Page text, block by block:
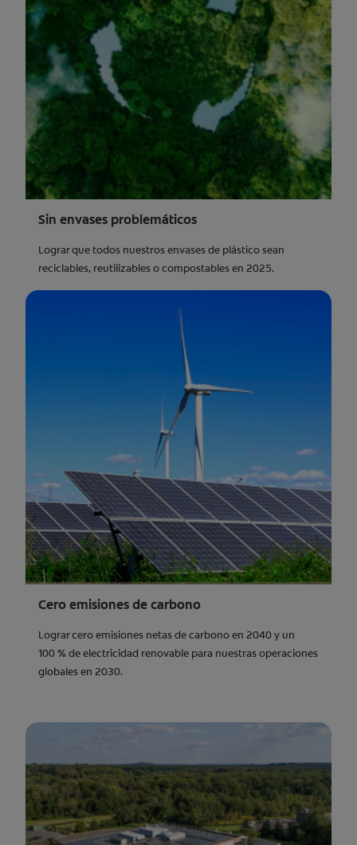
Sin envases problemáticos
Lograr que todos nuestros envases de plástico sean
reciclables, reutilizables o compostables en 2025.
Cero emisiones de carbono
Lograr cero emisiones netas de carbono en 2040 y un
100 % de electricidad renovable para nuestras operaciones
globales en 2030.